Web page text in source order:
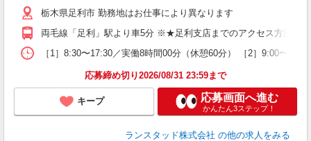
栃木県足利市 勤務地はお仕事により異なります
両毛線「足利」駅より車5分 ※★足利支店までのアクセス方法に
［1］8:30〜17:30／実働8時間00分（休憩60分） ［2］9:00〜
応募締め切り2026/08/31 23:59まで
キープ 応募画面へ進む
かんたん3ステップ！
ランスタッド株式会社 の他の求人をみる